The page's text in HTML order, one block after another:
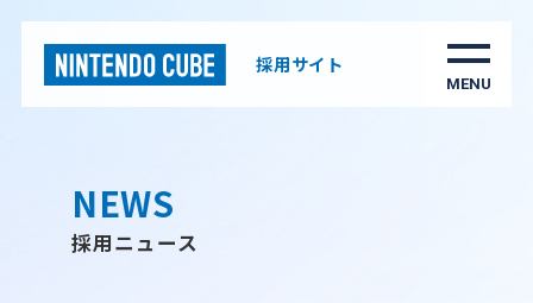
採用サイト
NEWS
採用ニュース